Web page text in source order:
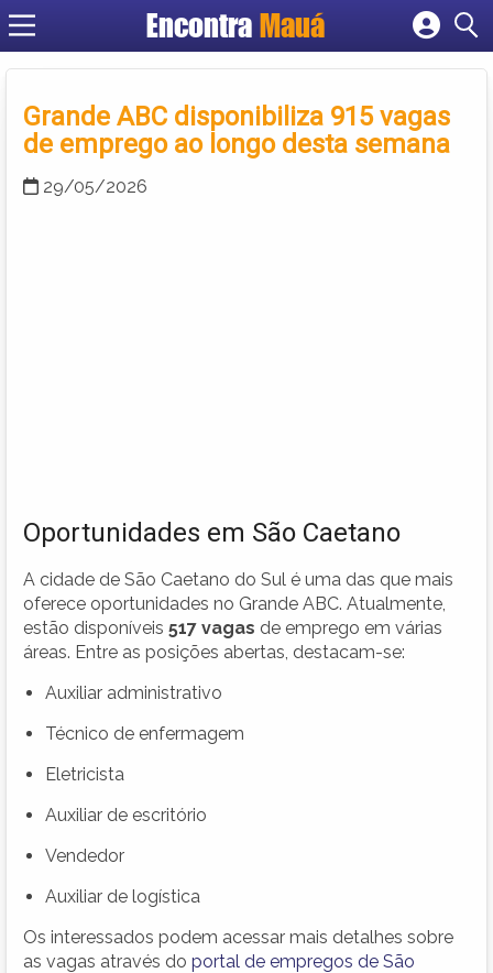
EncontraMauá
Criar conta
Grande ABC disponibiliza 915 vagas
de emprego ao longo desta semana
29/05/2026
Oportunidades em São Caetano
A cidade de São Caetano do Sul é uma das que mais
oferece oportunidades no Grande ABC. Atualmente,
estão disponíveis 517 vagas de emprego em várias
áreas. Entre as posições abertas, destacam-se:
Auxiliar administrativo
Técnico de enfermagem
Eletricista
Auxiliar de escritório
Vendedor
Auxiliar de logística
Os interessados podem acessar mais detalhes sobre
as vagas através do portal de empregos de São